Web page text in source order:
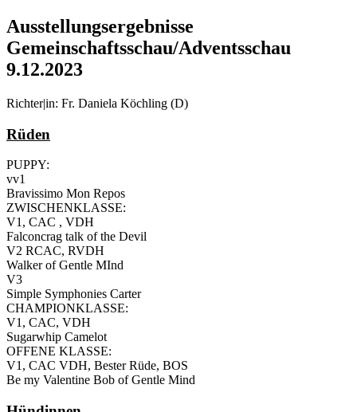
Ausstellungsergebnisse
Gemeinschaftsschau/Adventsschau
9.12.2023
Richter|in: Fr. Daniela Köchling (D)
Rüden
PUPPY:
vv1
Bravissimo Mon Repos
ZWISCHENKLASSE:
V1, CAC , VDH
Falconcrag talk of the Devil
V2 RCAC, RVDH
Walker of Gentle MInd
V3
Simple Symphonies Carter
CHAMPIONKLASSE:
V1, CAC, VDH
Sugarwhip Camelot
OFFENE KLASSE:
V1, CAC VDH, Bester Rüde, BOS
Be my Valentine Bob of Gentle Mind